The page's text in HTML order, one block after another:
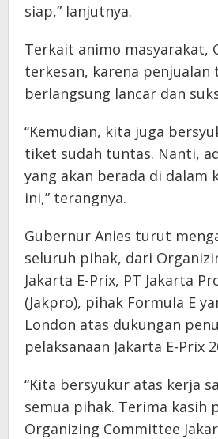
siap,” lanjutnya.
Terkait animo masyarakat,
terkesan, karena penjualan
berlangsung lancar dan
“Kemudian, kita juga
tiket sudah tuntas. Nanti,
yang akan berada di dalam
ini,” terangnya.
Gubernur Anies turut
seluruh pihak, dari
Jakarta E-Prix, PT Jakarta
(Jakpro), pihak Formula E
London atas dukungan
pelaksanaan Jakarta E-Prix
“Kita bersyukur atas kerja
semua pihak. Terima kasih
Organizing Committee